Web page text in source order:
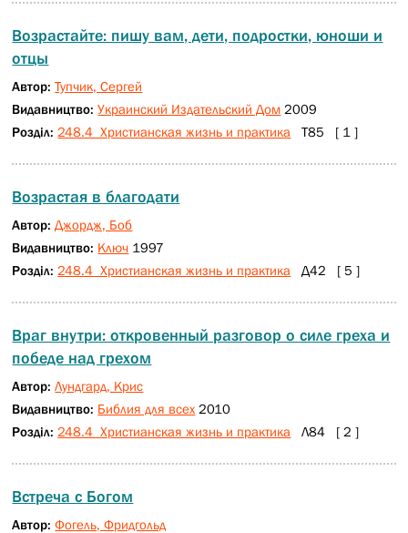
Возрастайте: пишу вам, дети, подростки, юноши и
отцы
Автор:Тупчик, Сергей
Видавництво:Украинский Издательский Дом 2009
Розділ: 248.4 Христианская жизнь и практика Т85 [ 1 ]
Возрастая в благодати
Автор:Джордж, Боб
Видавництво: Ключ 1997
Розділ: 248.4 Христианская жизнь и практика Д42 [ 5 ]
Враг внутри: откровенный разговор о силе греха и
победе над грехом
Автор:Лундгард, Крис
Видавництво: Библия для всех 2010
Розділ: 248.4 Христианская жизнь и практика Л84 [ 2 ]
Встреча с Богом
Автор:Фогель, Фридгольд